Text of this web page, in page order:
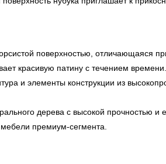
поверхностью,
красивую патину с течением времени.
и элементы конструкции из
дерева с высокой прочностью и
премиум-сегмента.